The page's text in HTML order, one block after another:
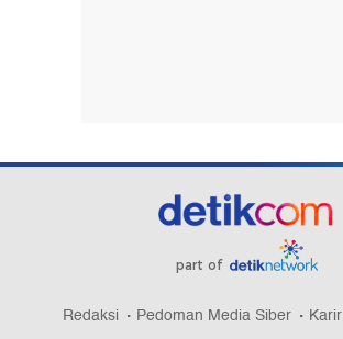
part of
Redaksi Pedoman Media Siber Karir